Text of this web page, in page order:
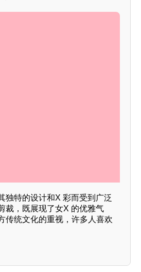
独特的设计和X 彩而受到广泛
裁，既展现了女X 的优雅气
传统文化的重视，许多人喜欢